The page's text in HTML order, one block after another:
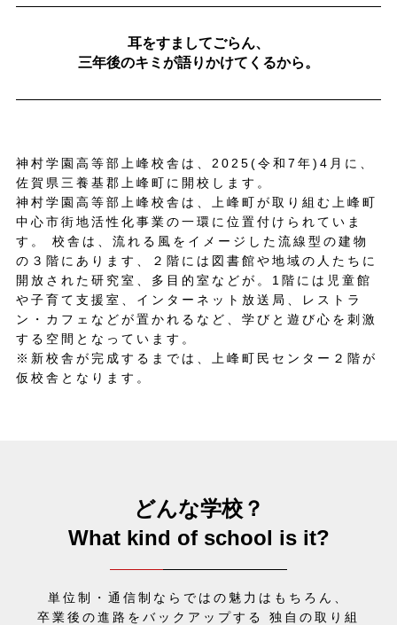
耳をすましてごらん、
三年後のキミが語りかけてくるから。
神村学園高等部上峰校舎は、2025(令和7年)4月に、
佐賀県三養基郡上峰町に開校します。
神村学園高等部上峰校舎は、上峰町が取り組む上峰町
中心市街地活性化事業の一環に位置付けられていま
す。 校舎は、流れる風をイメージした流線型の建物
の３階にあります、２階には図書館や地域の人たちに
開放された研究室、多目的室などが。1階には児童館
や子育て支援室、インターネット放送局、レストラ
ン・カフェなどが置かれるなど、学びと遊び心を刺激
する空間となっています。
※新校舎が完成するまでは、上峰町民センター２階が
仮校舎となります。
どんな学校？
What kind of school is it?
単位制・通信制ならではの魅力はもちろん、
卒業後の進路をバックアップする 独自の取り組